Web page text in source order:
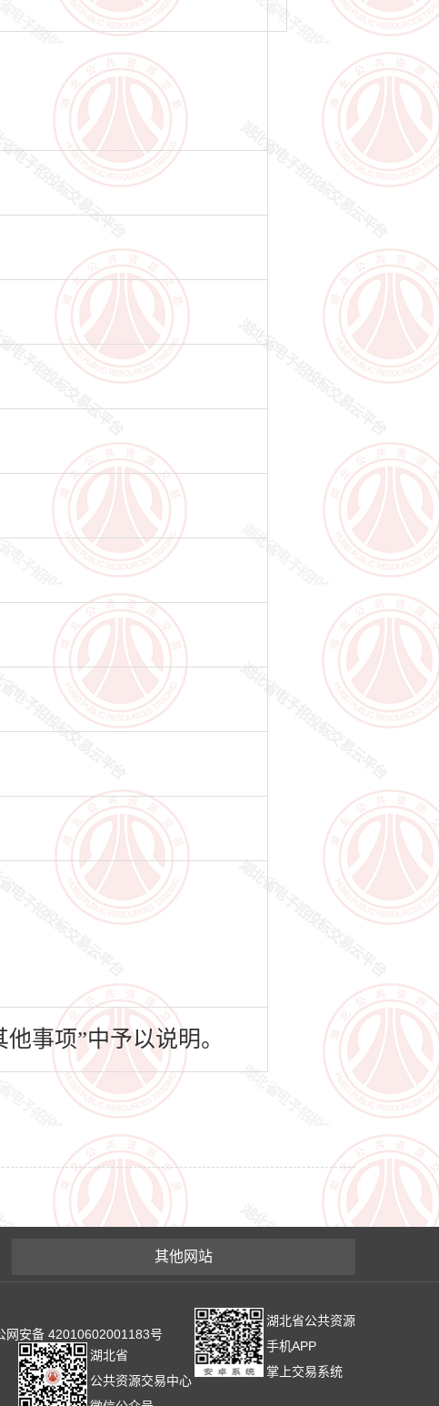
事项”中予以说明。
其他网站
网安备 42010602001183号
湖北省
公共资源交易中心
湖北省公共资源
手机APP
掌上交易系统